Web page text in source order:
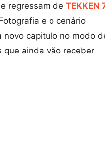
regressam de TEKKEN
e o cenário
novo capitulo no modo
que ainda vão receber